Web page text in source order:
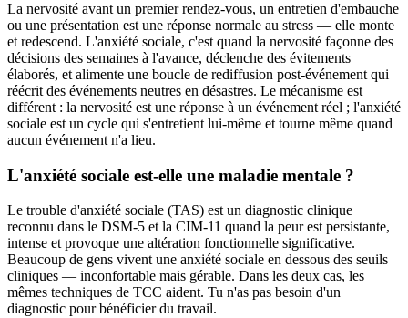
La nervosité avant un premier rendez-vous, un entretien d'embauche
ou une présentation est une réponse normale au stress — elle monte
et redescend. L'anxiété sociale, c'est quand la nervosité façonne des
décisions des semaines à l'avance, déclenche des évitements
élaborés, et alimente une boucle de rediffusion post-événement qui
réécrit des événements neutres en désastres. Le mécanisme est
différent : la nervosité est une réponse à un événement réel ; l'anxiété
sociale est un cycle qui s'entretient lui-même et tourne même quand
aucun événement n'a lieu.
L'anxiété sociale est-elle une maladie mentale ?
Le trouble d'anxiété sociale (TAS) est un diagnostic clinique
reconnu dans le DSM-5 et la CIM-11 quand la peur est persistante,
intense et provoque une altération fonctionnelle significative.
Beaucoup de gens vivent une anxiété sociale en dessous des seuils
cliniques — inconfortable mais gérable. Dans les deux cas, les
mêmes techniques de TCC aident. Tu n'as pas besoin d'un
diagnostic pour bénéficier du travail.